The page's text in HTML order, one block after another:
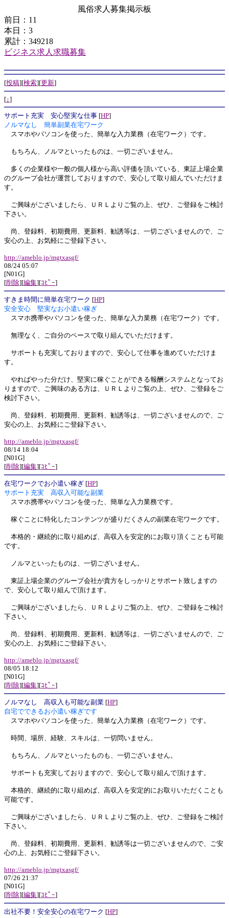
風俗求人募集掲示板
前日：11
本日：3
累計：349218
ビジネス求人求職募集
[投稿][検索][更新]
[ ↓ ]
サポート充実 安心堅実な仕事 [HP]
ノルマなし 簡単副業在宅ワーク
スマホやパソコンを使った、簡単な入力業務（在宅ワーク）です。
もちろん、ノルマといったものは、一切ございません。
多くの企業様や一般の個人様から高い評価を頂いている、東証上場企業
のグループ会社が運営しておりますので、安心して取り組んでいただけま
す。
ご興味がございましたら、ＵＲＬよりご覧の上、ぜひ、ご登録をご検討
下さい。
尚、登録料、初期費用、更新料、勧誘等は、一切ございませんので、ご
安心の上、お気軽にご登録下さい。
http://ameblo.jp/mgtxasgf/
08/24 05:07
[N01G]
[削除][編集][ｺﾋﾟｰ]
すきま時間に簡単在宅ワーク [HP]
安全安心 堅実なお小遣い稼ぎ
スマホ携帯やパソコンを使った、簡単な入力業務（在宅ワーク）です。
無理なく、ご自分のペースで取り組んでいただけます。
サポートも充実しておりますので、安心して仕事を進めていただけま
す。
やればやった分だけ、堅実に稼ぐことができる報酬システムとなってお
りますので、ご興味のある方は、ＵＲＬよりご覧の上、ぜひ、ご登録をご
検討下さい。
尚、登録料、初期費用、更新料、勧誘等は、一切ございませんので、ご
安心の上、お気軽にご登録下さい。
http://ameblo.jp/mgtxasgf/
08/14 18:04
[N01G]
[削除][編集][ｺﾋﾟｰ]
在宅ワークでお小遣い稼ぎ [HP]
サポート充実 高収入可能な副業
スマホ携帯やパソコンを使った、簡単な入力業務です。
稼ぐことに特化したコンテンツが盛りだくさんの副業在宅ワークです。
本格的・継続的に取り組めば、高収入を安定的にお取り頂くことも可能
です。
ノルマといったものは、一切ございません。
東証上場企業のグループ会社が貴方をしっかりとサポート致しますの
で、安心して取り組んで頂けます。
ご興味がございましたら、ＵＲＬよりご覧の上、ぜひ、ご登録をご検討
下さい。
尚、登録料、初期費用、更新料、勧誘等は、一切ございませんので、ご
安心の上、お気軽にご登録下さい。
http://ameblo.jp/mgtxasgf/
08/05 18:12
[N01G]
[削除][編集][ｺﾋﾟｰ]
ノルマなし 高収入も可能な副業 [HP]
自宅でできるお小遣い稼ぎです
スマホやパソコンを使った、簡単な入力業務（在宅ワーク）です。
時間、場所、経験、スキルは、一切問いません。
もちろん、ノルマといったものも、一切ございません。
サポートも充実しておりますので、安心して取り組んで頂けます。
本格的、継続的に取り組めば、高収入を安定的にお取りいただくことも
可能です。
ご興味がございましたら、ＵＲＬよりご覧の上、ぜひ、ご登録をご検討
下さい。
尚、登録料、初期費用、更新料、勧誘等は一切ございませんので、ご安
心の上、お気軽にご登録下さい。
http://ameblo.jp/mgtxasgf/
07/26 21:37
[N01G]
[削除][編集][ｺﾋﾟｰ]
出社不要！安全安心の在宅ワーク [HP]